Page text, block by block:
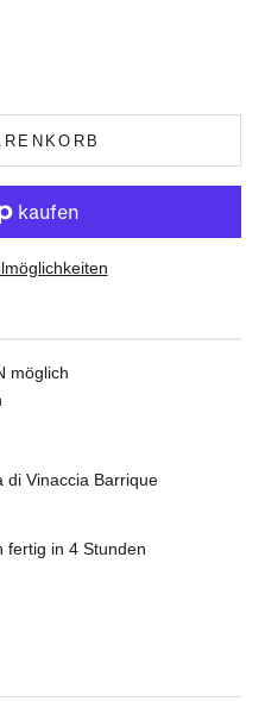
möglich
di Vinaccia Barrique
fertig in 4 Stunden